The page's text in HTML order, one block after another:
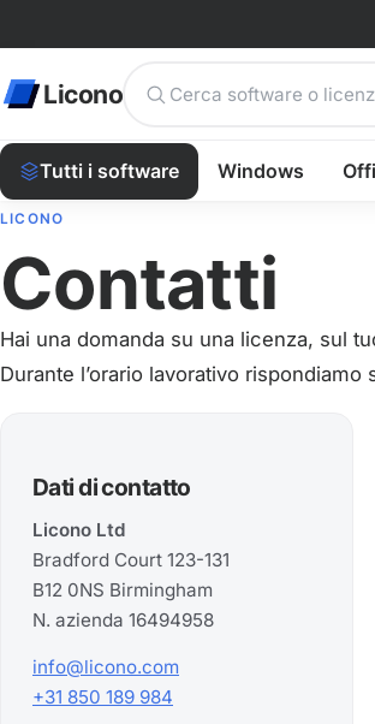
Licono
Tutti i software Windows
LICONO
Contatti
Hai una domanda su una licenza, sul
Durante l’orario lavorativo
Dati di contatto
Licono Ltd
Bradford Court 123-131
B12 0NS Birmingham
N. azienda 16494958
info@licono.com
+31 850 189 984